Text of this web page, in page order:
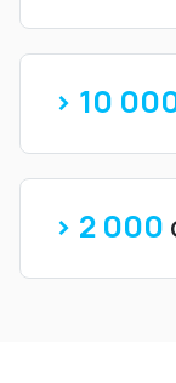
> 10
> 2 000